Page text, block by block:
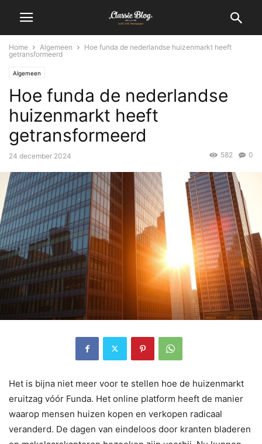
Home Algemeen
Hoe funda de nederlandse huizenmarkt heeft
getransformeerd
Algemeen
Hoe funda de nederlandse
huizenmarkt heeft
getransformeerd
24 december 2024 0
582
Het is bijna niet meer voor te stellen hoe de huizenmarkt
eruitzag vóór Funda. Het online platform heeft de manier
waarop mensen huizen kopen en verkopen radicaal
veranderd. De dagen van eindeloos door kranten bladeren